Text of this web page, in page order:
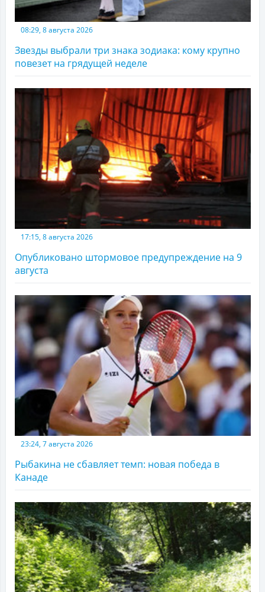
08:29, 8 августа 2026
Звезды выбрали три знака зодиака: кому крупно
повезет на грядущей неделе
17:15, 8 августа 2026
Опубликовано штормовое предупреждение на 9
августа
23:24, 7 августа 2026
Рыбакина не сбавляет темп: новая победа в
Канаде